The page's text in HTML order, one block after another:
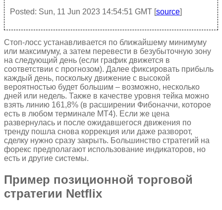
Posted: Sun, 11 Jun 2023 14:54:51 GMT [source]
Стоп-лосс устанавливается по ближайшему минимуму
или максимуму, а затем перевести в безубыточную зону
на следующий день (если график движется в
соответствии с прогнозом). Далее фиксировать прибыль
каждый день, поскольку движение с высокой
вероятностью будет большим – возможно, несколько
дней или недель. Также в качестве уровня тейка можно
взять линию 161,8% (в расширении Фибоначчи, которое
есть в любом терминале МТ4). Если же цена
развернулась и после ожидавшегося движения по
тренду пошла снова коррекция или даже разворот,
сделку нужно сразу закрыть. Большинство стратегий на
форекс предполагают использование индикаторов, но
есть и другие системы.
Пример позиционной торговой
стратегии Netflix